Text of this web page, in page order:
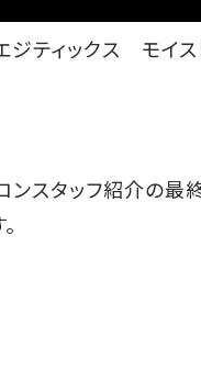
ティックス モイス
スタッフ紹介の最